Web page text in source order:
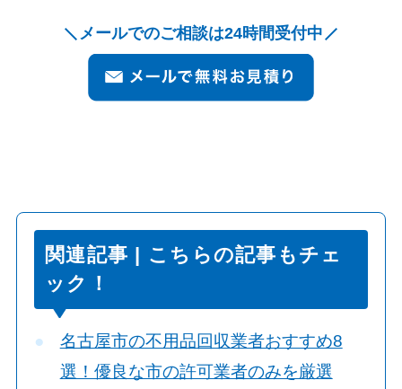
メールでのご相談は24時間受付中
関連記事 | こちらの記事もチェ
ック！
名古屋市の不用品回収業者おすすめ8
選！優良な市の許可業者のみを厳選